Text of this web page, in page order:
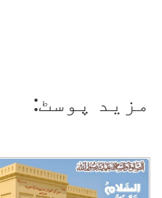
مزید پوسٹ: